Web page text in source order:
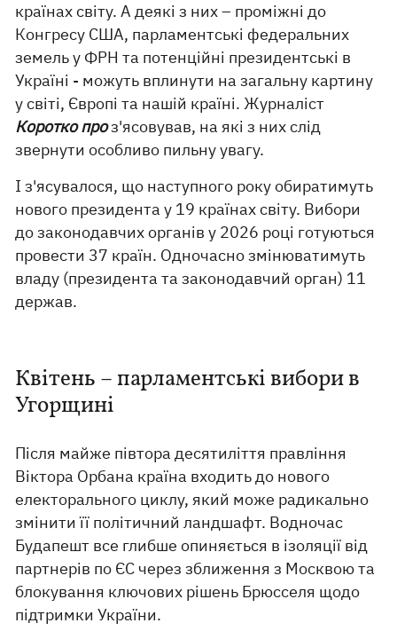
країнах світу. А деякі з них – проміжні до
Конгресу США, парламентські федеральних
земель у ФРН та потенційні президентські в
Україні - можуть вплинути на загальну картину
у світі, Європі та нашій країні. Журналіст
Коротко проз'ясовував, на які з них слід
звернути особливо пильну увагу.
І з'ясувалося, що наступного року обиратимуть
нового президента у 19 країнах світу. Вибори
до законодавчих органів у 2026 році готуються
провести 37 країн. Одночасно змінюватимуть
владу (президента та законодавчий орган) 11
держав.
Квітень – парламентські вибори в
Угорщині
Після майже півтора десятиліття правління
Віктора Орбана країна входить до нового
електорального циклу, який може радикально
змінити її політичний ландшафт. Водночас
Будапешт все глибше опиняється в ізоляції від
партнерів по ЄС через зближення з Москвою та
блокування ключових рішень Брюсселя щодо
підтримки України.